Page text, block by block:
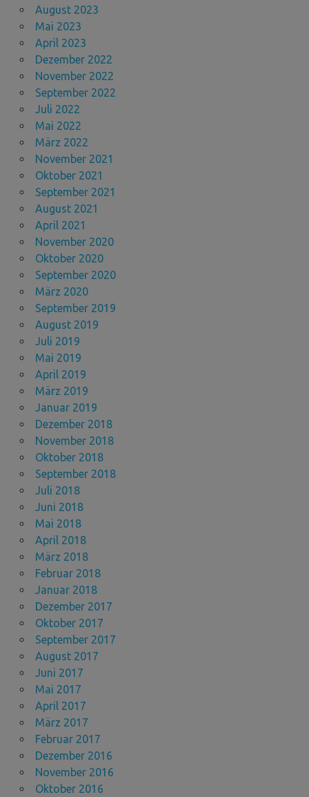
August 2023
Mai 2023
April 2023
Dezember 2022
November 2022
September 2022
Juli 2022
Mai 2022
März 2022
November 2021
Oktober 2021
September 2021
August 2021
April 2021
November 2020
Oktober 2020
September 2020
März 2020
September 2019
August 2019
Juli 2019
Mai 2019
April 2019
März 2019
Januar 2019
Dezember 2018
November 2018
Oktober 2018
September 2018
Juli 2018
Juni 2018
Mai 2018
April 2018
März 2018
Februar 2018
Januar 2018
Dezember 2017
Oktober 2017
September 2017
August 2017
Juni 2017
Mai 2017
April 2017
März 2017
Februar 2017
Dezember 2016
November 2016
Oktober 2016